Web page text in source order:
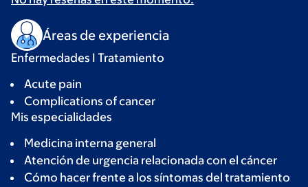
Áreas de experiencia
Enfermedades I Tratamiento
Acute pain
Complications of cancer
Mis especialidades
Medicina interna general
Atención de urgencia relacionada con el cáncer
Cómo hacer frente a los síntomas del tratamiento